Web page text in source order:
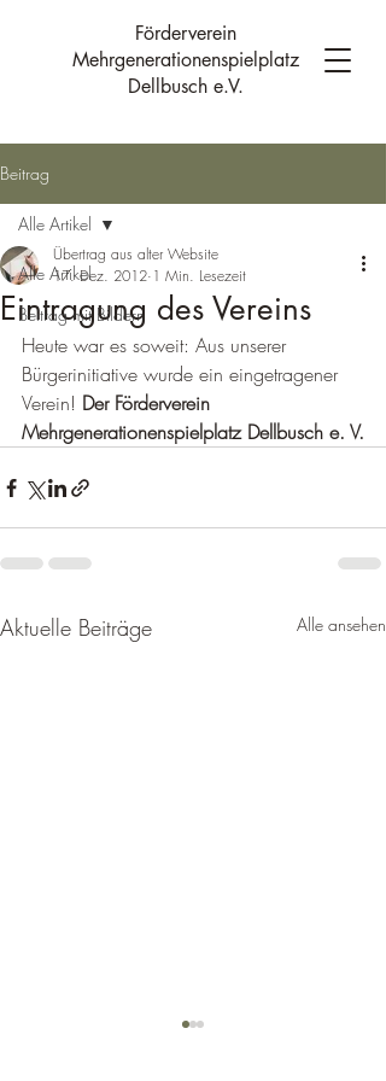
Förderverein
Mehrgenerationenspielplatz
Dellbusch e.V.
Beitrag
Alle Artikel
Beitrag mit Bildern
Alle Artikel
Eintragung des Vereins
Übertrag aus alter Website
17. Dez. 2012 1 Min. Lesezeit
Heute war es soweit: Aus unserer
Bürgerinitiative wurde ein eingetragener
Verein! Der Förderverein
Mehrgenerationenspielplatz Dellbusch e. V.
Aktuelle Beiträge Alle ansehen